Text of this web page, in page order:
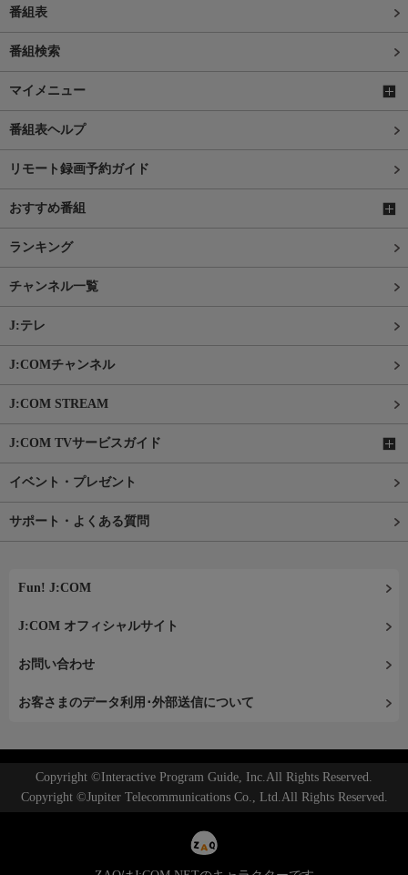
番組表
番組検索
マイメニュー
番組表ヘルプ
リモート録画予約ガイド
おすすめ番組
ランキング
チャンネル一覧
J:テレ
J:COMチャンネル
J:COM STREAM
J:COM TVサービスガイド
イベント・プレゼント
サポート・よくある質問
Fun! J:COM
J:COM オフィシャルサイト
お問い合わせ
お客さまのデータ利用･外部送信について
Copyright ©Interactive Program Guide, Inc.All Rights Reserved.
Copyright ©Jupiter Telecommunications Co., Ltd.All Rights Reserved.